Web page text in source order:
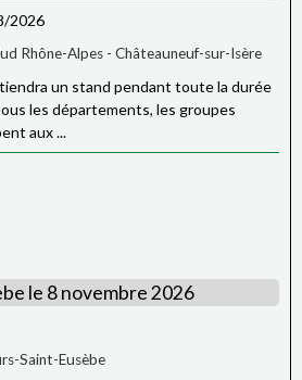
2026
Rhône-Alpes - Châteauneuf-sur-Isère
un stand pendant toute la durée
les départements, les groupes
aux ...
le 8 novembre 2026
Saint-Eusèbe